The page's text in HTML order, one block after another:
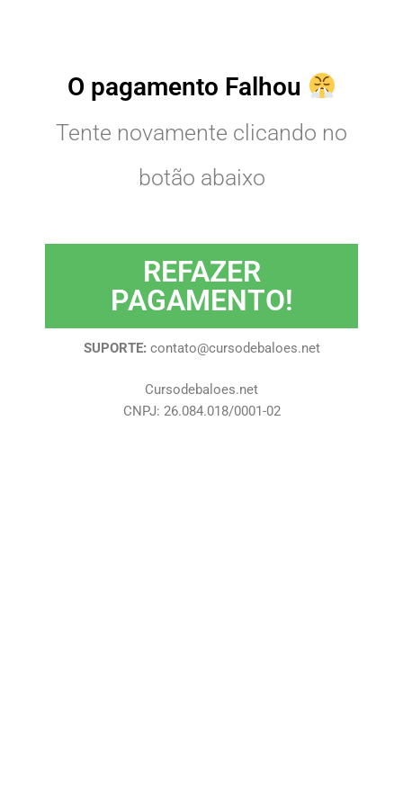
O pagamento Falhou
Tente novamente clicando no
botão abaixo
REFAZER
PAGAMENTO!
SUPORTE: contato@cursodebaloes.net
Cursodebaloes.net
CNPJ: 26.084.018/0001-02